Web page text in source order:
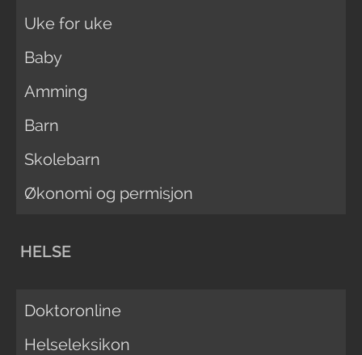
Uke for uke
Baby
Amming
Barn
Skolebarn
Økonomi og permisjon
HELSE
Doktoronline
Helseleksikon